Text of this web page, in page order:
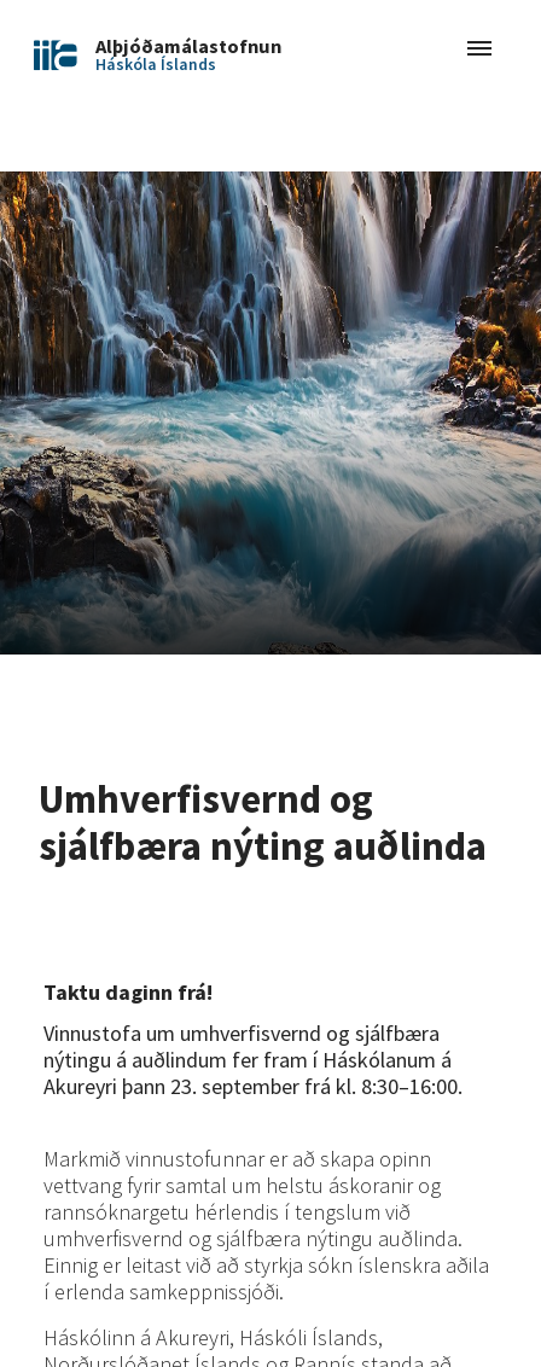
Alþjóðamálastofnun
Háskóla Íslands
Umhverfisvernd og
sjálfbæra nýting auðlinda
Taktu daginn frá!
Vinnustofa um umhverfisvernd og sjálfbæra
nýtingu á auðlindum fer fram í Háskólanum á
Akureyri þann 23. september frá kl. 8:30–16:00.
Markmið vinnustofunnar er að skapa opinn
vettvang fyrir samtal um helstu áskoranir og
rannsóknargetu hérlendis í tengslum við
umhverfisvernd og sjálfbæra nýtingu auðlinda.
Einnig er leitast við að styrkja sókn íslenskra aðila
í erlenda samkeppnissjóði.
Háskólinn á Akureyri, Háskóli Íslands,